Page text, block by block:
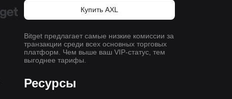
Купить AXL
Bitget предлагает самые низкие комиссии за
транзакции среди всех основных торговых
платформ. Чем выше ваш VIP-статус, тем
выгоднее тарифы.
Ресурсы